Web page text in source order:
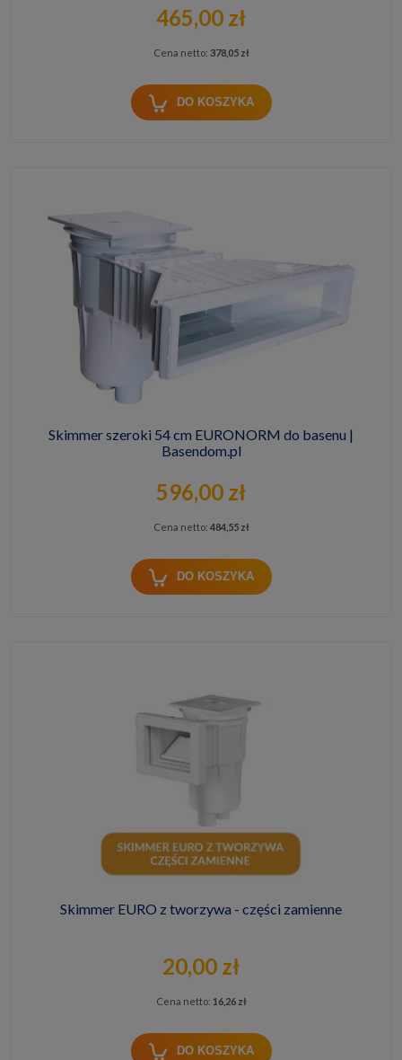
465,00 zł
Cena netto: 378,05 zł
DO KOSZYKA
Skimmer szeroki 54 cm EURONORM do basenu |
Basendom.pl
596,00 zł
Cena netto: 484,55 zł
DO KOSZYKA
Skimmer EURO z tworzywa - części zamienne
20,00 zł
Cena netto: 16,26 zł
DO KOSZYKA